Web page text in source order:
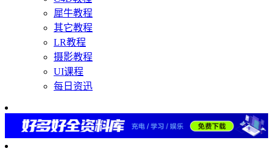
犀牛教程
其它教程
LR教程
摄影教程
UI课程
每日资迅